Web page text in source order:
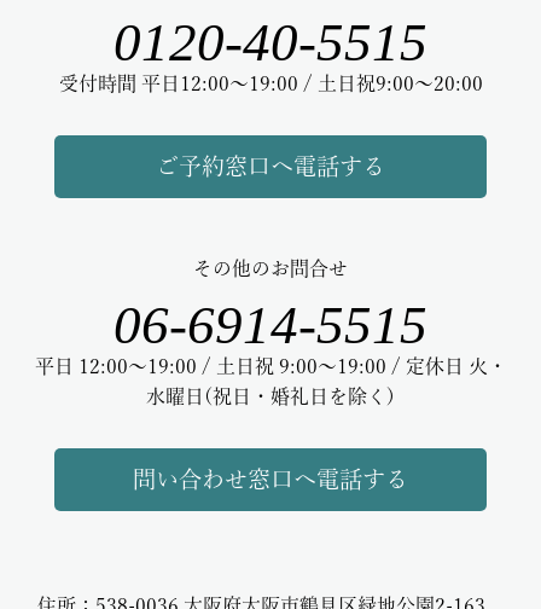
0120-40-5515
受付時間 平日12:00～19:00 / 土日祝9:00～20:00
ご予約窓口へ電話する
その他のお問合せ
06-6914-5515
平日 12:00～19:00 / 土日祝 9:00～19:00 / 定休日 火・
水曜日(祝日・婚礼日を除く)
問い合わせ窓口へ電話する